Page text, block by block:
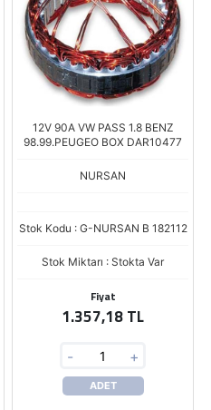
12V 90A VW PASS 1.8 BENZ
98.99.PEUGEO BOX DAR10477
NURSAN
Stok Kodu : G-NURSAN B 182112
Stok Miktarı : Stokta Var
Fiyat
1.357,18 TL
- +
ADET